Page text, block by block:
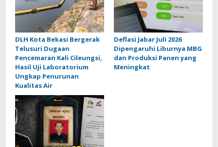
DLH Kota Bekasi Bergerak
Telusuri Dugaan
Pencemaran Kali Cileungsi,
Hasil Uji Laboratorium
Ungkap Penurunan
Kualitas Air
Deflasi Jabar Juli 2026
Dipengaruhi Liburnya MBG
dan Produksi Panen yang
Meningkat